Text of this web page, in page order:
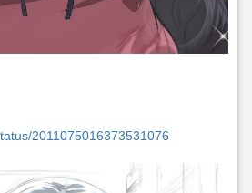
2011075016373531076